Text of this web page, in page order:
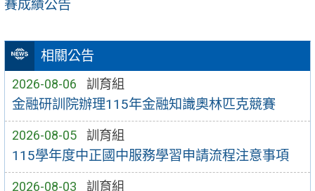
相關公告
2026-08-06 訓育組
金融研訓院辦理115年金融知識奧林匹克競賽
2026-08-05 訓育組
115學年度中正國中服務學習申請流程注意事項
2026-08-03 訓育組
賽成績公告